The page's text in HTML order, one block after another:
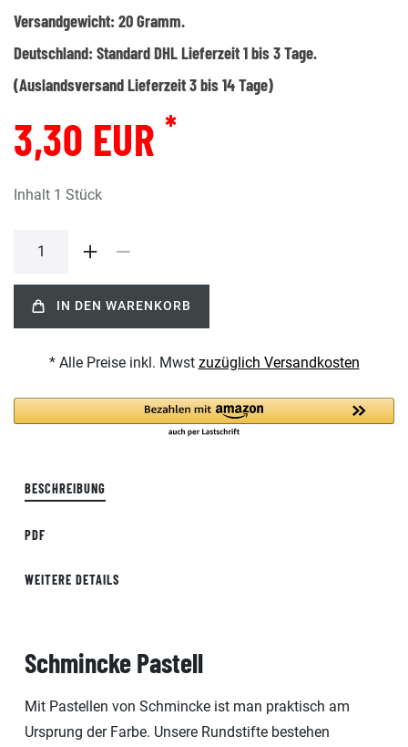
Versandgewicht: 20Gramm.
Deutschland: Standard DHL Lieferzeit 1 bis 3 Tage.
(Auslandsversand Lieferzeit 3 bis 14 Tage)
3,30 EUR *
Inhalt 1 Stück
IN DEN WARENKORB
* Alle Preise inkl. Mwst zuzüglich Versandkosten
BESCHREIBUNG
PDF
WEITERE DETAILS
Schmincke Pastell
Mit Pastellen von Schmincke ist man praktisch am
Ursprung der Farbe. Unsere Rundstifte bestehen